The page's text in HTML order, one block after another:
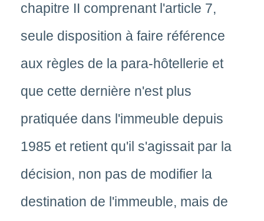
chapitre II comprenant l'article 7,
seule disposition à faire référence
aux règles de la para-hôtellerie et
que cette dernière n'est plus
pratiquée dans l'immeuble depuis
1985 et retient qu'il s'agissait par la
décision, non pas de modifier la
destination de l'immeuble, mais de